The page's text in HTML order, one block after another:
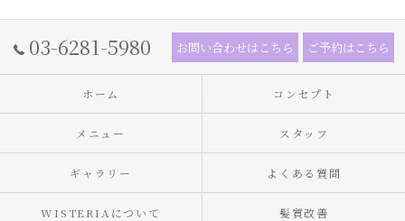
03-6281-5980 お問い合わせはこちら ご予約はこちら
ホーム コンセプト
メニュー スタッフ
ギャラリー よくある質問
WISTERIAについて 髪質改善